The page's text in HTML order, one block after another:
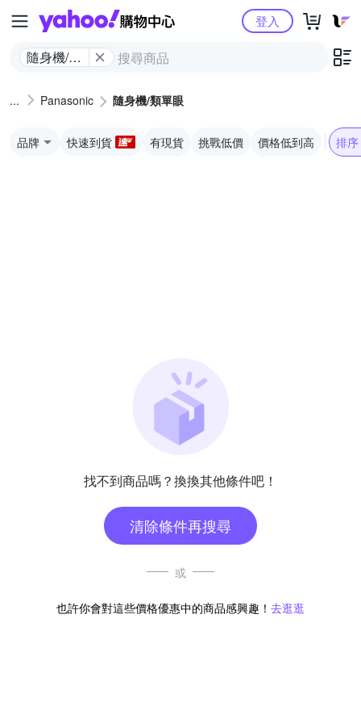
Yahoo購物中心
隨身機/類
登入
Panasonic 隨身機/類單眼
品牌 快速到貨 有現貨 挑戰低價 價格低到高 排序
找不到商品嗎？換換其他條件吧！
清除條件再搜尋
或
也許你會對這些價格優惠中的商品感興趣！ 去逛逛